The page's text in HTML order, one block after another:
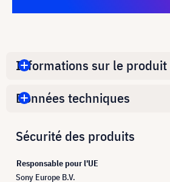
Informations sur le produit
Données techniques
Sécurité des produits
Responsable pour l'UE
Sony Europe B.V.